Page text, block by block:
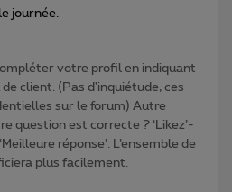
journée.
votre profil en indiquant
client. (Pas d'inquiétude, ces
sur le forum) Autre
question est correcte ? ‘Likez’-
réponse’. L’ensemble de
plus facilement.